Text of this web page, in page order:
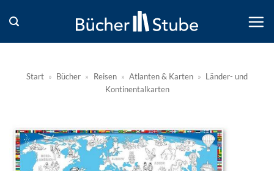
Inhalt
springen
Start » Bücher » Reisen » Atlanten & Karten » Länder- und
Kontinentalkarten